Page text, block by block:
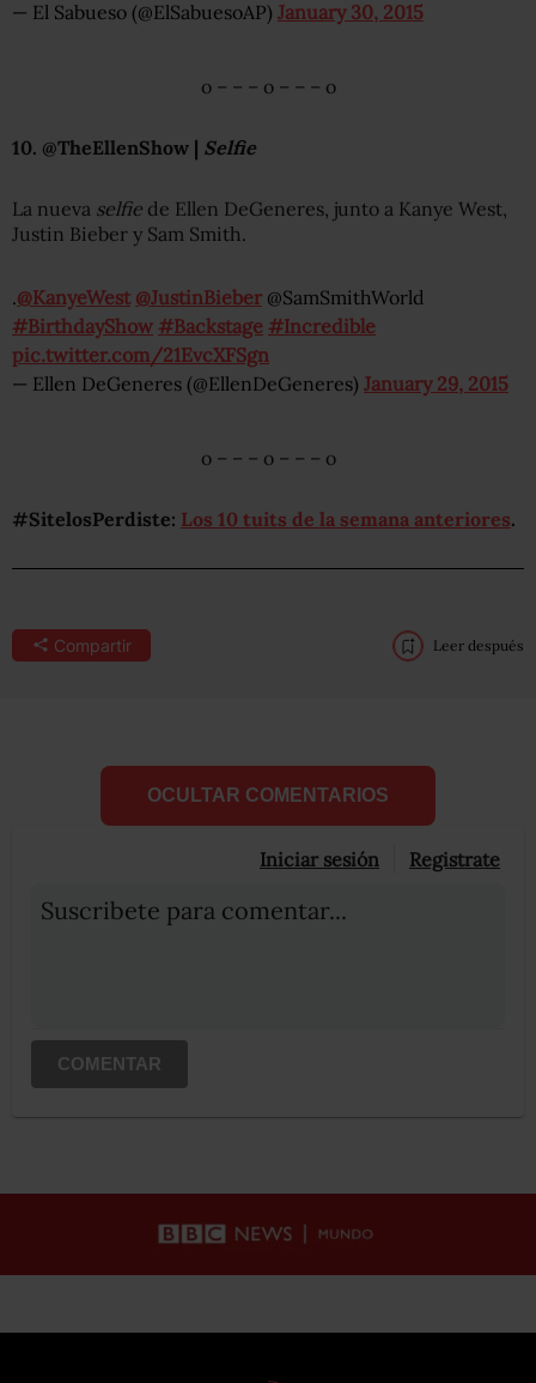
— El Sabueso (@ElSabuesoAP) January 30, 2015
o – – – o – – – o
10. @TheEllenShow | Selfie
La nueva selfie de Ellen DeGeneres, junto a Kanye West,
Justin Bieber y Sam Smith.
.@KanyeWest @JustinBieber @SamSmithWorld
#BirthdayShow #Backstage #Incredible
pic.twitter.com/21EvcXFSgn
— Ellen DeGeneres (@EllenDeGeneres) January 29, 2015
o – – – o – – – o
#SitelosPerdiste: Los 10 tuits de la semana anteriores.
Compartir Leer después
OCULTAR COMENTARIOS
Iniciar sesión Registrate
Suscribete para comentar...
COMENTAR